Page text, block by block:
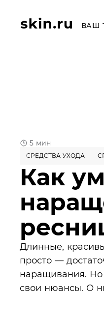
ВАШ
5 мин
СРЕДСТВА УХОДА
Как
Длинные,
просто —
наращивания. Но
свои нюансы. О